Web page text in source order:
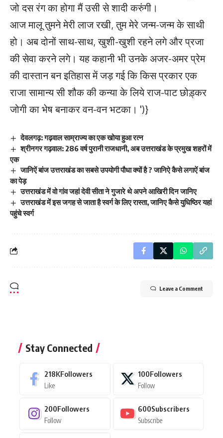
जो दस रंग का होगा मैं उसी से शादी करुंगी।
आज मालू तुमने मेरी लाज रखी, तुम मेरे जन्म-जन्म के साथी
हो। अब दोनों साथ-साथ, खुशी-खुशी रहने लगे और प्रजा
की सेवा करने लगे। यह कहानी भी उनके अजर-अमर प्रेम
की दास्तान बन इतिहास में जड़ गई कि किस प्रकार एक
राजा सामान्य सी शौक की कन्या के लिये राज-पाट छोड़्कर
जोगी का भेष बनाकर वन-वन भटका। ')}
देवलगढ़: गढ़वाल साम्राज्य का एक खोया हुआ रत्न
श्रीनगर गढ़वाल: 286 वर्ष पुरानी राजधानी, अब उत्तराखंड के प्रमुख शहरों में
एक
जानिऐं बांज उत्तराखंड का सबसे उपयोगी पौधा क्यों है ? जानिऐ कैसे लगाऐं बांज
का पेड़
उत्तराखंड में वो गांव जहां देवी सीता ने गुजारे थे अपने आखिरी दिन जानिए
उत्तराखंड में इस जगह से जाता है स्वर्ग के लिए रास्ता, जानिए कैसे युधिष्ठिर यहां
पहुंचे स्वर्ग
Leave a Comment
Stay Connected
218KFollowers
Like
100Followers
Follow
200Followers
Follow
600Subscribers
Subscribe